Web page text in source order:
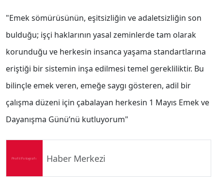
"Emek sömürüsünün, eşitsizliğin ve adaletsizliğin son
bulduğu; işçi haklarının yasal zeminlerde tam olarak
korunduğu ve herkesin insanca yaşama standartlarına
eriştiği bir sistemin inşa edilmesi temel gerekliliktir. Bu
bilinçle emek veren, emeğe saygı gösteren, adil bir
çalışma düzeni için çabalayan herkesin 1 Mayıs Emek ve
Dayanışma Günü’nü kutluyorum"
Haber Merkezi